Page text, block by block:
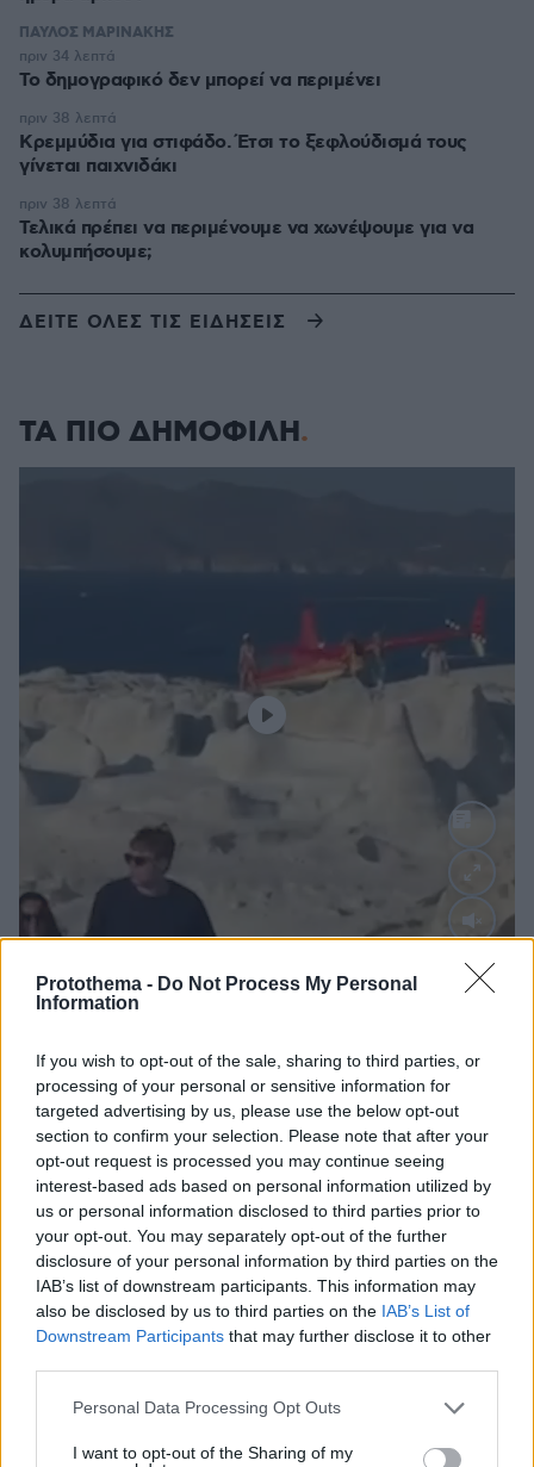
Protothema - Do Not Process My Personal
Information
If you wish to opt-out of the sale, sharing to third parties, or
processing of your personal or sensitive information for
targeted advertising by us, please use the below opt-out
section to confirm your selection. Please note that after your
opt-out request is processed you may continue seeing
interest-based ads based on personal information utilized by
us or personal information disclosed to third parties prior to
your opt-out. You may separately opt-out of the further
disclosure of your personal information by third parties on the
IAB’s list of downstream participants. This information may
also be disclosed by us to third parties on the IAB’s List of
Downstream Participants that may further disclose it to other
Please note that this website/app uses one or more Google
not limited to your visit or usage behaviour. You may click to
Personal Data Processing Opt Outs
I want to opt-out of the Sharing of my
ΠΑΥΛΟΣ ΜΑΡΙΝΑΚΗΣ
Το δημογραφικό δεν μπορεί να περιμένει
πριν 34 λεπτά
Κρεμμύδια για στιφάδο. Έτσι το ξεφλούδισμά τους
γίνεται παιχνιδάκι
πριν 38 λεπτά
Τελικά πρέπει να περιμένουμε να χωνέψουμε για να
κολυμπήσουμε;
πριν 38 λεπτά
ΔΕΙΤΕ ΟΛΕΣ ΤΙΣ ΕΙΔΗΣΕΙΣ
ΤΑ ΠΙΟ ΔΗΜΟΦΙΛΗ
Η Πολιτική Αεροπορία διαπίστωσε κενό στον νόμο
ελικόπτερό του στο Σαρακήνικο με εκατοντάδες
λουόμενους - Παρέμβαση Εισαγγελέα
09.08.2026, 14:15